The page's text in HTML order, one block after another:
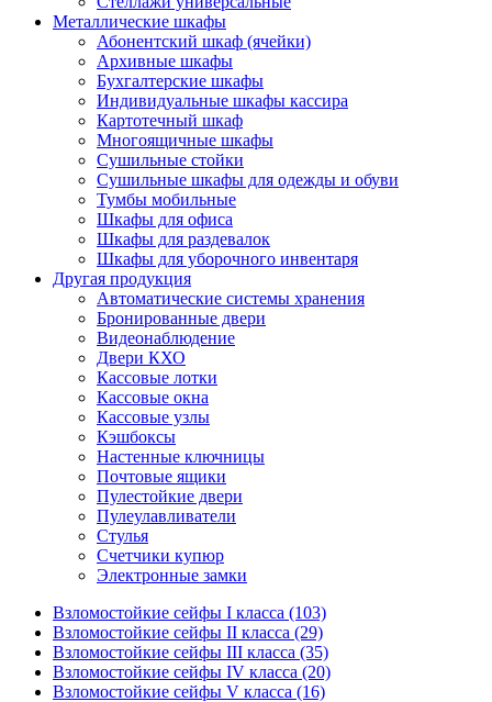
Металлические шкафы
Абонентский шкаф (ячейки)
Архивные шкафы
Бухгалтерские шкафы
Индивидуальные шкафы кассира
Картотечный шкаф
Многоящичные шкафы
Сушильные стойки
Сушильные шкафы для одежды и обуви
Тумбы мобильные
Шкафы для офиса
Шкафы для раздевалок
Шкафы для уборочного инвентаря
Другая продукция
Автоматические системы хранения
Бронированные двери
Видеонаблюдение
Двери КХО
Кассовые лотки
Кассовые окна
Кассовые узлы
Кэшбоксы
Настенные ключницы
Почтовые ящики
Пулестойкие двери
Пулеулавливатели
Стулья
Счетчики купюр
Электронные замки
Взломостойкие сейфы I класса (103)
Взломостойкие сейфы II класса (29)
Взломостойкие сейфы III класса (35)
Взломостойкие сейфы IV класса (20)
Взломостойкие сейфы V класса (16)